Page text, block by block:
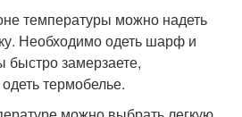
температуры можно надеть
Необходимо одеть шарф и
замерзаете,
термобелье.